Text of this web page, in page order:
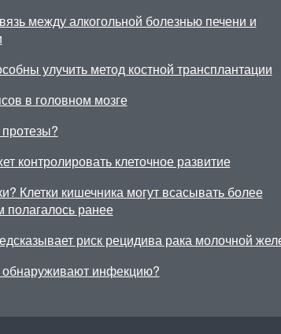
между алкогольной болезнью печени и
улучить метод костной трансплантации
в головном мозге
контролировать клеточное развитие
Клетки кишечника могут всасывать более
полагалось ранее
риск рецидива рака молочной
обнаруживают инфекцию?